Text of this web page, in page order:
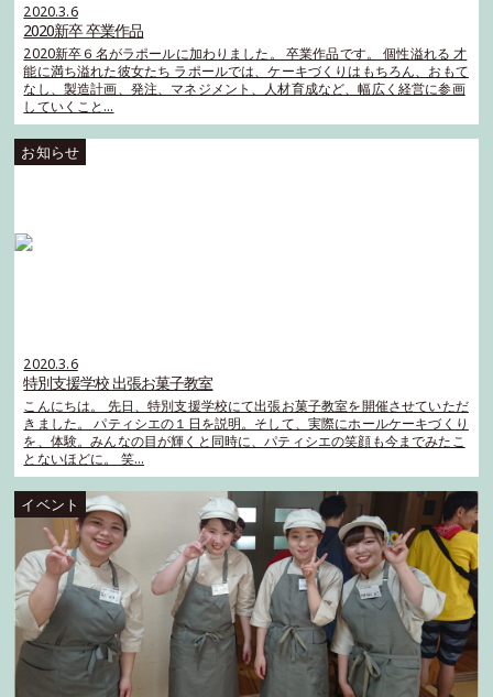
2020.3.6
2020新卒 卒業作品
2020新卒６名がラポールに加わりました。 卒業作品です。 個性溢れる 才
能に満ち溢れた彼女たち ラポールでは、ケーキづくりはもちろん、おもて
なし、製造計画、発注、マネジメント、人材育成など、幅広く経営に参画
していくこと…
2020.3.6
特別支援学校 出張お菓子教室
こんにちは。 先日、特別支援学校にて出張お菓子教室を開催させていただ
きました。 パティシエの１日を説明。そして、実際にホールケーキづくり
を、体験。みんなの目が輝くと同時に、パティシエの笑顔も今までみたこ
とないほどに。 笑…